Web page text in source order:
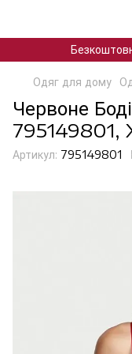
Одяг для дому
Червоне
795149801,
Артикул: 795149801